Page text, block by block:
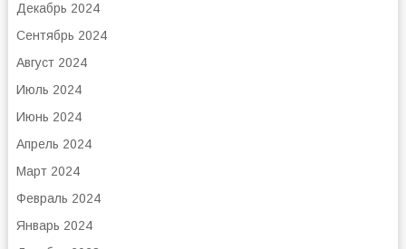
Декабрь 2024
Сентябрь 2024
Август 2024
Июль 2024
Июнь 2024
Апрель 2024
Март 2024
Февраль 2024
Январь 2024